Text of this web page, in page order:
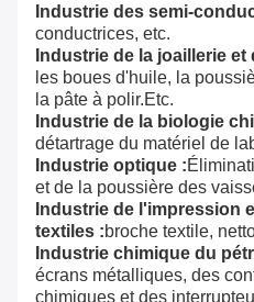
Industrie des semi-
conductrices, etc.
Industrie de la joaillerie
les boues d'huile, la
la pâte à polir.Etc.
Industrie de la biologie
détartrage du matériel de
Industrie optique :
et de la poussière des
Industrie de l'impression
textiles :broche textile,
Industrie chimique du
écrans métalliques, des
chimiques et des